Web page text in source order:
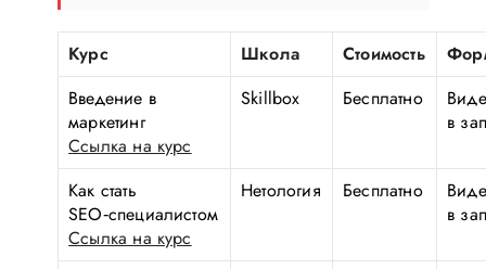
Курс Школа Стоимость
Введение в
маркетинг
Ссылка на курс
Skillbox Бесплатно
в
Как стать
SEO‑специалистом
Ссылка на курс
Нетология Бесплатно
в